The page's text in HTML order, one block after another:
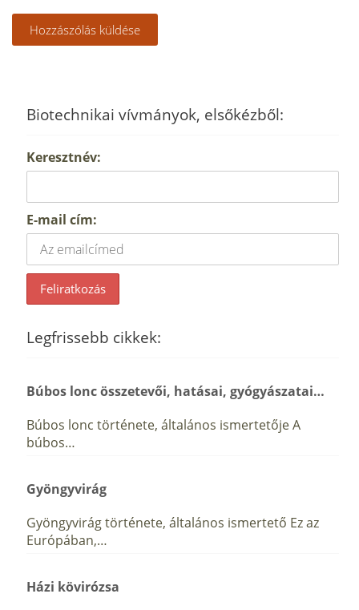
Biotechnikai vívmányok, elsőkézből:
Keresztnév:
E-mail cím:
Legfrissebb cikkek:
Búbos lonc összetevői, hatásai, gyógyászatai…
Búbos lonc története, általános ismertetője A
búbos…
Gyöngyvirág
Gyöngyvirág története, általános ismertető Ez az
Európában,…
Házi kövirózsa